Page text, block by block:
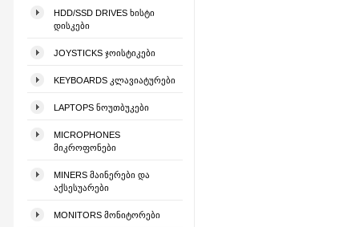
HDD/SSD DRIVES ᲮᲘᲡᲢᲘ
ᲓᲘᲡᲙᲔᲑᲘ
JOYSTICKS ᲯᲝᲘᲡᲢᲘᲙᲔᲑᲘ
KEYBOARDS ᲙᲚᲐᲕᲘᲐᲢᲣᲠᲔᲑᲘ
LAPTOPS ᲜᲝᲣᲗᲑᲣᲙᲔᲑᲘ
MICROPHONES
ᲛᲘᲙᲠᲝᲤᲝᲜᲔᲑᲘ
MINERS ᲛᲐᲘᲜᲔᲠᲔᲑᲘ ᲓᲐ
ᲐᲥᲡᲔᲡᲣᲐᲠᲔᲑᲘ
MONITORS ᲛᲝᲜᲘᲢᲝᲠᲔᲑᲘ